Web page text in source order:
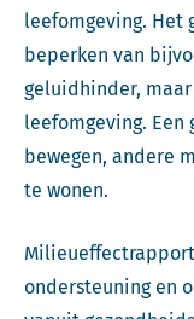
leefomgeving. Het
beperken van
geluidhinder,
leefomgeving.
bewegen, andere
te wonen.
ondersteuning en